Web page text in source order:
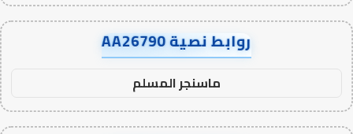
روابط نصية AA26790
ماسنجر المسلم